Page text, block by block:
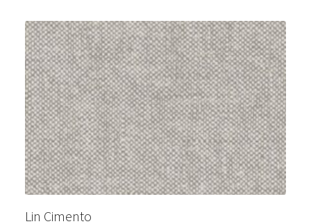
Lin Cimento